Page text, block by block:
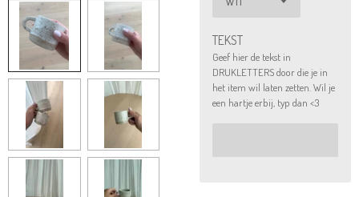
TEKST
Geef hier de tekst in
DRUKLETTERS door die je in
het item wil laten zetten. Wil je
een hartje erbij, typ dan <3